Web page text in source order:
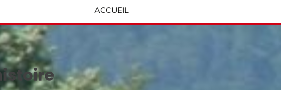
ACCUEIL